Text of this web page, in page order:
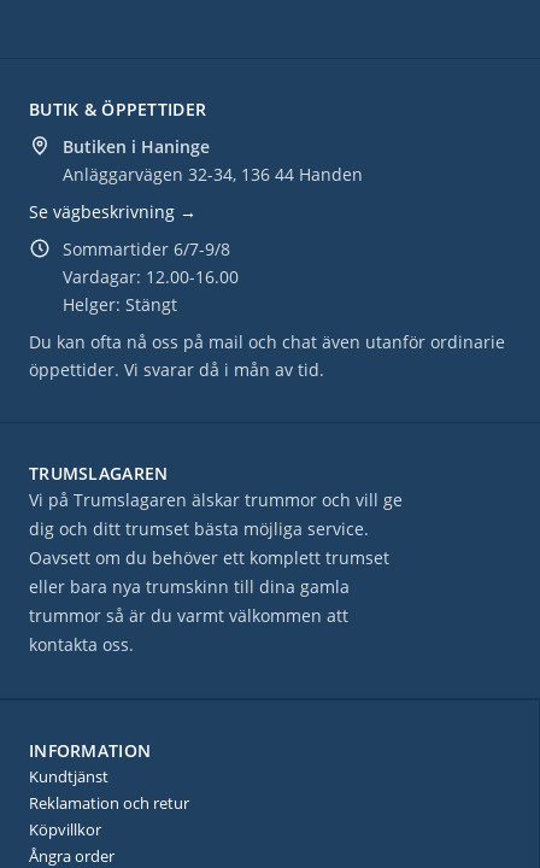
BUTIK & ÖPPETTIDER
Butiken i Haninge
Anläggarvägen 32-34, 136 44 Handen
Se vägbeskrivning →
Sommartider 6/7-9/8
Vardagar: 12.00-16.00
Helger: Stängt
Du kan ofta nå oss på mail och chat även utanför ordinarie
öppettider. Vi svarar då i mån av tid.
TRUMSLAGAREN
Vi på Trumslagaren älskar trummor och vill ge
dig och ditt trumset bästa möjliga service.
Oavsett om du behöver ett komplett trumset
eller bara nya trumskinn till dina gamla
trummor så är du varmt välkommen att
kontakta oss.
INFORMATION
Kundtjänst
Reklamation och retur
Köpvillkor
Ångra order